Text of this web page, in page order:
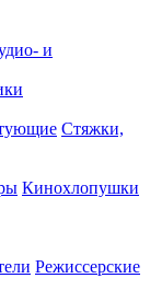
и
Стяжки,
Кинохлопушки
Режиссерские